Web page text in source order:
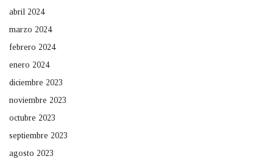
abril 2024
marzo 2024
febrero 2024
enero 2024
diciembre 2023
noviembre 2023
octubre 2023
septiembre 2023
agosto 2023